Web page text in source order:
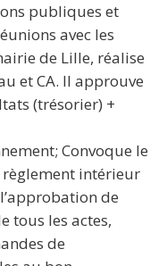
publiques et
avec les
de Lille, réalise
et CA. Il approuve
(trésorier) +
Convoque le
règlement intérieur
de
tous les actes,
de